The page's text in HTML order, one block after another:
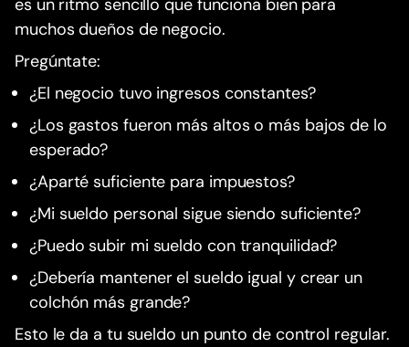
es un ritmo sencillo que funciona bien para
muchos dueños de negocio.
Pregúntate:
¿El negocio tuvo ingresos constantes?
¿Los gastos fueron más altos o más bajos de lo
esperado?
¿Aparté suficiente para impuestos?
¿Mi sueldo personal sigue siendo suficiente?
¿Puedo subir mi sueldo con tranquilidad?
¿Debería mantener el sueldo igual y crear un
colchón más grande?
Esto le da a tu sueldo un punto de control regular.